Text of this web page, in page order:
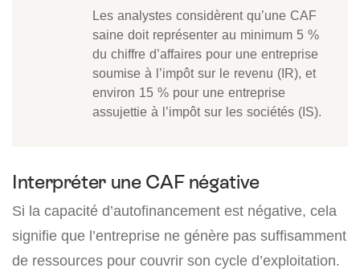
Les analystes considèrent qu’une CAF
saine doit représenter au minimum 5 %
du chiffre d’affaires pour une entreprise
soumise à l’impôt sur le revenu (IR), et
environ 15 % pour une entreprise
assujettie à l’impôt sur les sociétés (IS).
Interpréter une CAF négative
Si la capacité d’autofinancement est négative, cela
signifie que l’entreprise ne génère pas suffisamment
de ressources pour couvrir son cycle d’exploitation.